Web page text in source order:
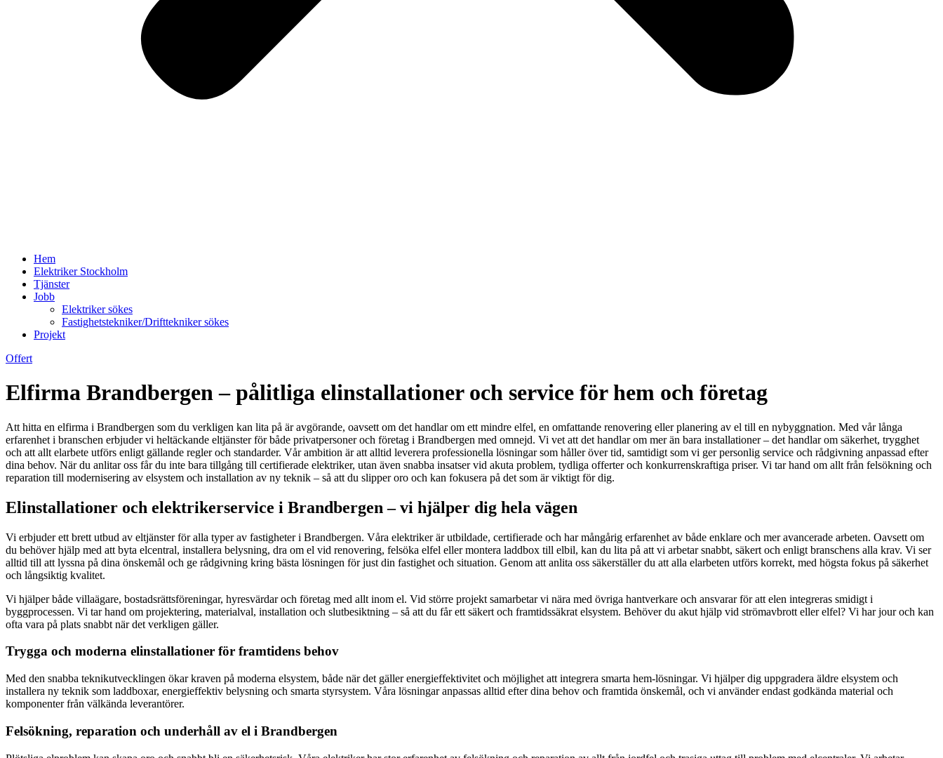
Hem
Elektriker Stockholm
Tjänster
Jobb
Elektriker sökes
Fastighetstekniker/Drifttekniker sökes
Projekt
Offert
Elfirma Brandbergen – pålitliga elinstallationer och service för hem och företag
Att hitta en elfirma i Brandbergen som du verkligen kan lita på är avgörande, oavsett om det handlar om ett mindre elfel, en omfattande renovering eller planering av el till en nybyggnation. Med vår långa
erfarenhet i branschen erbjuder vi heltäckande eltjänster för både privatpersoner och företag i Brandbergen med omnejd. Vi vet att det handlar om mer än bara installationer – det handlar om säkerhet, trygghet
och att allt elarbete utförs enligt gällande regler och standarder. Vår ambition är att alltid leverera professionella lösningar som håller över tid, samtidigt som vi ger personlig service och rådgivning anpassad efter
dina behov. När du anlitar oss får du inte bara tillgång till certifierade elektriker, utan även snabba insatser vid akuta problem, tydliga offerter och konkurrenskraftiga priser. Vi tar hand om allt från felsökning och
reparation till modernisering av elsystem och installation av ny teknik – så att du slipper oro och kan fokusera på det som är viktigt för dig.
Elinstallationer och elektrikerservice i Brandbergen – vi hjälper dig hela vägen
Vi erbjuder ett brett utbud av eltjänster för alla typer av fastigheter i Brandbergen. Våra elektriker är utbildade, certifierade och har mångårig erfarenhet av både enklare och mer avancerade arbeten. Oavsett om
du behöver hjälp med att byta elcentral, installera belysning, dra om el vid renovering, felsöka elfel eller montera laddbox till elbil, kan du lita på att vi arbetar snabbt, säkert och enligt branschens alla krav. Vi ser
alltid till att lyssna på dina önskemål och ge rådgivning kring bästa lösningen för just din fastighet och situation. Genom att anlita oss säkerställer du att alla elarbeten utförs korrekt, med högsta fokus på säkerhet
och långsiktig kvalitet.
Vi hjälper både villaägare, bostadsrättsföreningar, hyresvärdar och företag med allt inom el. Vid större projekt samarbetar vi nära med övriga hantverkare och ansvarar för att elen integreras smidigt i
byggprocessen. Vi tar hand om projektering, materialval, installation och slutbesiktning – så att du får ett säkert och framtidssäkrat elsystem. Behöver du akut hjälp vid strömavbrott eller elfel? Vi har jour och kan
ofta vara på plats snabbt när det verkligen gäller.
Trygga och moderna elinstallationer för framtidens behov
Med den snabba teknikutvecklingen ökar kraven på moderna elsystem, både när det gäller energieffektivitet och möjlighet att integrera smarta hem-lösningar. Vi hjälper dig uppgradera äldre elsystem och
installera ny teknik som laddboxar, energieffektiv belysning och smarta styrsystem. Våra lösningar anpassas alltid efter dina behov och framtida önskemål, och vi använder endast godkända material och
komponenter från välkända leverantörer.
Felsökning, reparation och underhåll av el i Brandbergen